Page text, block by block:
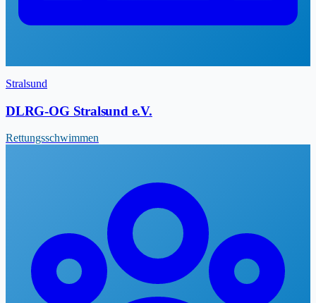
Stralsund
DLRG-OG Stralsund e.V.
Rettungsschwimmen